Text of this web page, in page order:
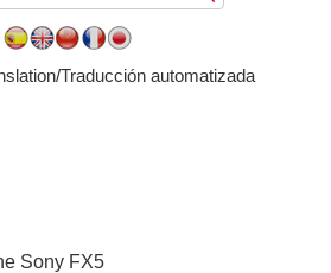
Traducción automatizada
Sony FX5